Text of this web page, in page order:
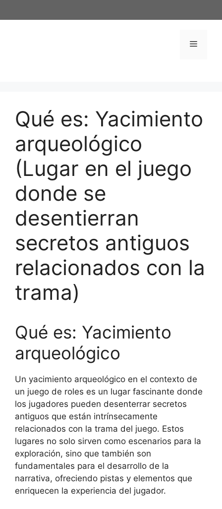
al
Menú
Qué es: Yacimiento
arqueológico
(Lugar en el juego
donde se
desentierran
secretos antiguos
relacionados con la
trama)
Qué es: Yacimiento
arqueológico
Un yacimiento arqueológico en el contexto de
un juego de roles es un lugar fascinante donde
los jugadores pueden desenterrar secretos
antiguos que están intrínsecamente
relacionados con la trama del juego. Estos
lugares no solo sirven como escenarios para la
exploración, sino que también son
fundamentales para el desarrollo de la
narrativa, ofreciendo pistas y elementos que
enriquecen la experiencia del jugador.